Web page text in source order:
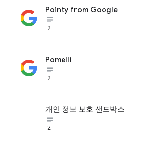
Pointy from Google
subject_black
2
Pomelli
subject_black
2
개인 정보 보호 샌드박스
subject_black
2